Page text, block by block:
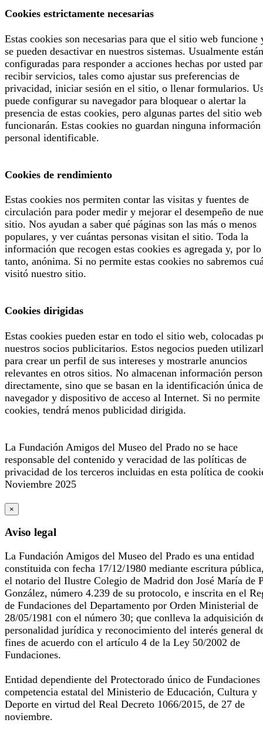
Cookies estrictamente necesarias
Estas cookies son necesarias para que el sitio web funcione
se pueden desactivar en nuestros sistemas. Usualmente están
configuradas para responder a acciones hechas por usted
recibir servicios, tales como ajustar sus preferencias de
privacidad, iniciar sesión en el sitio, o llenar formularios.
puede configurar su navegador para bloquear o alertar la
presencia de estas cookies, pero algunas partes del sitio
funcionarán. Estas cookies no guardan ninguna información
personal identificable.
Cookies de rendimiento
Estas cookies nos permiten contar las visitas y fuentes de
circulación para poder medir y mejorar el desempeño de
sitio. Nos ayudan a saber qué páginas son las más o menos
populares, y ver cuántas personas visitan el sitio. Toda la
información que recogen estas cookies es agregada y, por lo
tanto, anónima. Si no permite estas cookies no sabremos
visitó nuestro sitio.
Cookies dirigidas
Estas cookies pueden estar en todo el sitio web, colocadas
nuestros socios publicitarios. Estos negocios pueden
para crear un perfil de sus intereses y mostrarle anuncios
relevantes en otros sitios. No almacenan información
directamente, sino que se basan en la identificación única
navegador y dispositivo de acceso al Internet. Si no permite
cookies, tendrá menos publicidad dirigida.
La Fundación Amigos del Museo del Prado no se hace
responsable del contenido y veracidad de las políticas de
privacidad de los terceros incluidas en esta política de
Noviembre 2025
×
Aviso legal
La Fundación Amigos del Museo del Prado es una entidad
constituida con fecha 17/12/1980 mediante escritura
el notario del Ilustre Colegio de Madrid don José María de
González, número 4.239 de su protocolo, e inscrita en el
de Fundaciones del Departamento por Orden Ministerial de
28/05/1981 con el número 30; que conlleva la adquisición
personalidad jurídica y reconocimiento del interés general
fines de acuerdo con el artículo 4 de la Ley 50/2002 de
Fundaciones.
Entidad dependiente del Protectorado único de Fundaciones
competencia estatal del Ministerio de Educación, Cultura y
Deporte en virtud del Real Decreto 1066/2015, de 27 de
noviembre.